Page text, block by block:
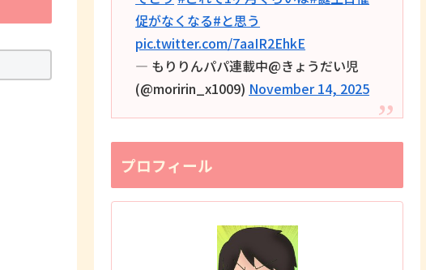
促がなくなる#と思う
pic.twitter.com/7aaIR2EhkE
— もりりんパパ連載中@きょうだい児
(@moririn_x1009) November 14, 2025
プロフィール